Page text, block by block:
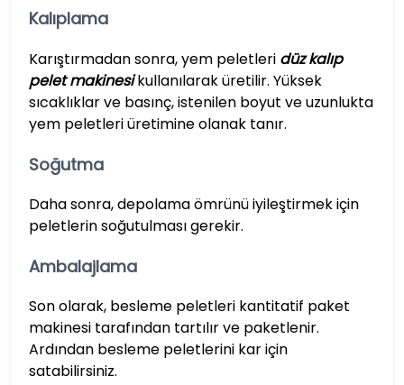
Kalıplama
Karıştırmadan sonra, yem peletleri düz kalıp
pelet makinesikullanılarak üretilir. Yüksek
sıcaklıklar ve basınç, istenilen boyut ve uzunlukta
yem peletleri üretimine olanak tanır.
Soğutma
Daha sonra, depolama ömrünü iyileştirmek için
peletlerin soğutulması gerekir.
Ambalajlama
Son olarak, besleme peletleri kantitatif paket
makinesi tarafından tartılır ve paketlenir.
Ardından besleme peletlerini kar için
satabilirsiniz.